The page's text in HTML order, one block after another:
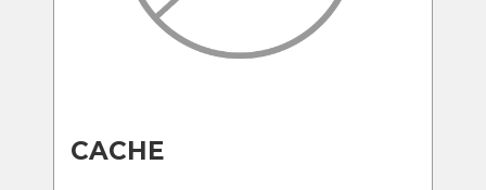
CACHE